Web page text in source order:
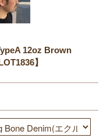
12oz Brown
】